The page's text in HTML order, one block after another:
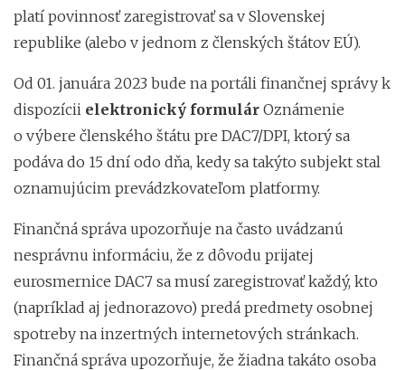
platí povinnosť zaregistrovať sa v Slovenskej
republike (alebo v jednom z členských štátov EÚ).
Od 01. januára 2023 bude na portáli finančnej správy k
dispozícii elektronický formulár Oznámenie
o výbere členského štátu pre DAC7/DPI, ktorý sa
podáva do 15 dní odo dňa, kedy sa takýto subjekt stal
oznamujúcim prevádzkovateľom platformy.
Finančná správa upozorňuje na často uvádzanú
nesprávnu informáciu, že z dôvodu prijatej
eurosmernice DAC7 sa musí zaregistrovať každý, kto
(napríklad aj jednorazovo) predá predmety osobnej
spotreby na inzertných internetových stránkach.
Finančná správa upozorňuje, že žiadna takáto osoba